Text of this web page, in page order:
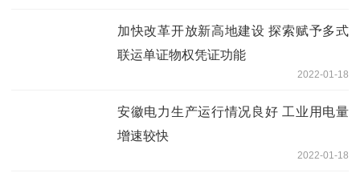
加快改革开放新高地建设 探索赋予多式
联运单证物权凭证功能
2022-01-18
安徽电力生产运行情况良好 工业用电量
增速较快
2022-01-18